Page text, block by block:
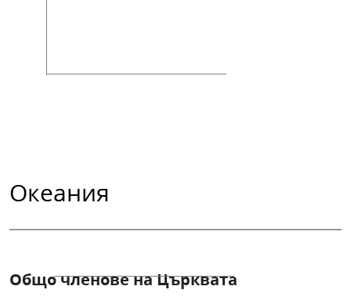
Океания
Общо членове на Църквата